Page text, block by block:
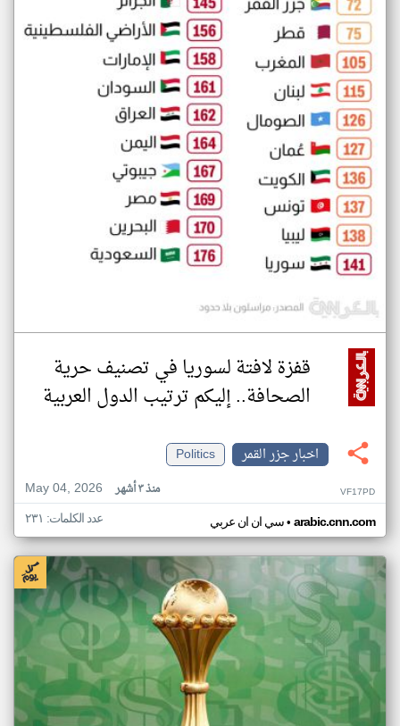
قفزة لافتة لسوريا في تصنيف حرية
الصحافة.. إليكم ترتيب الدول العربية
اخبار جزر القمر
Politics
May 04, 2026
منذ ٣ أشهر VF17PD
سي ان ان عربي• arabic.cnn.com عدد الكلمات: ٢٣١